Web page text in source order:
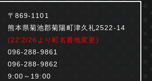
〒869-1101
熊本県菊池郡菊陽町津久礼2522-14
(22'2/26より町名番地変更)
096-288-9861
096-288-9862
9:00～19:00